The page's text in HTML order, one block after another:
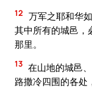
12 万军之耶和华
其中所有的城邑，
那里。
13 在山地的城邑
路撒冷四围的各处